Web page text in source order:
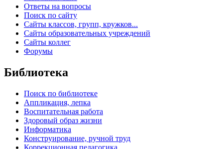
Ответы на вопросы
Поиск по сайту
Сайты классов, групп, кружков...
Сайты образовательных учреждений
Сайты коллег
Форумы
Библиотека
Поиск по библиотеке
Аппликация, лепка
Воспитательная работа
Здоровый образ жизни
Информатика
Конструирование, ручной труд
Коррекционная педагогика